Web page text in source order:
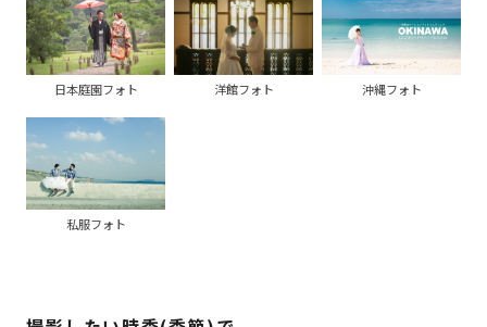
日本庭園フォト 洋館フォト 沖縄フォト
私服フォト